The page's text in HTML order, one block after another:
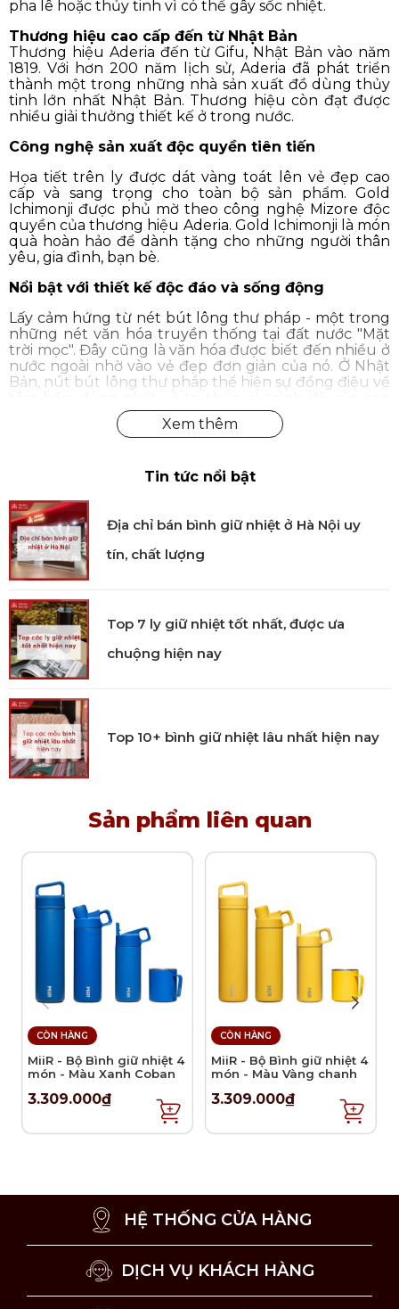
pha lê hoặc thủy tinh vì có thể gây sốc nhiệt.
Thương hiệu cao cấp đến từ Nhật Bản
Thương hiệu Aderia đến từ Gifu, Nhật Bản vào năm
1819. Với hơn 200 năm lịch sử, Aderia đã phát triển
thành một trong những nhà sản xuất đồ dùng thủy
tinh lớn nhất Nhật Bản. Thương hiệu còn đạt được
nhiều giải thưởng thiết kế ở trong nước.
Công nghệ sản xuất độc quyền tiên tiến
Họa tiết trên ly được dát vàng toát lên vẻ đẹp cao
cấp và sang trọng cho toàn bộ sản phẩm. Gold
Ichimonji được phủ mờ theo công nghệ Mizore độc
quyền của thương hiệu Aderia. Gold Ichimonji là món
quà hoàn hảo để dành tặng cho những người thân
yêu, gia đình, bạn bè.
Nổi bật với thiết kế độc đáo và sống động
Lấy cảm hứng từ nét bút lông thư pháp - một trong
những nét văn hóa truyền thống tại đất nước "Mặt
trời mọc". Đây cũng là văn hóa được biết đến nhiều ở
nước ngoài nhờ vào vẻ đẹp đơn giản của nó. Ở Nhật
Bản, nút bút lông thư pháp thể hiện sự đồng điệu về
Tại Kitchen Koncept, chúng tôi cung cấp sản phẩm
Aderia - Gold Ichimonji - Bộ ly thủy tinh - 0.34L - 2 cái
chính hãng được kiểm định rõ ràng bởi các cơ quan
chức năng. Mua hàng tại Kitchen Koncept khách
hàng sẽ yên tâm khi nhận được đầy đủ chế độ bảo
hành và dịch vụ hậu mãi chúng tôi đem đến.
Tin tức nổi bật
Địa chỉ bán bình giữ nhiệt ở Hà Nội uy
tín, chất lượng
Top 7 ly giữ nhiệt tốt nhất, được ưa
chuộng hiện nay
Top 10+ bình giữ nhiệt lâu nhất hiện nay
Sản phẩm liên quan
CÒN HÀNG
MiiR - Bộ Bình giữ nhiệt 4
món - Màu Xanh Coban
3.309.000₫
CÒN HÀNG
MiiR - Bộ Bình giữ nhiệt 4
món - Màu Vàng chanh
3.309.000₫
HỆ THỐNG CỬA HÀNG
DỊCH VỤ KHÁCH HÀNG